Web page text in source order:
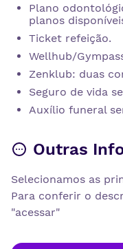
Plano
planos
Ticket refeição.
Wellhub/
Zenklub: duas
Seguro de vida
Auxílio funeral
Outras
Selecionamos as
Para conferir o
"acessar"